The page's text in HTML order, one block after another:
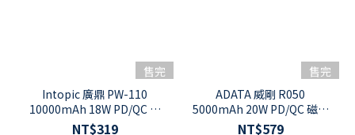
售完
Intopic 廣鼎 PW-110
10000mAh 18W PD/QC 雙
向快充 超薄型行動電源
NT$319
售完
ADATA 威剛 R050
5000mAh 20W PD/QC 磁吸
無線快充 內建腳架 行動電源
NT$579